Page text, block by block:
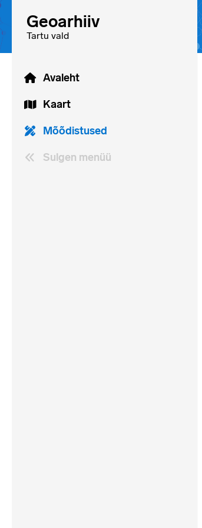
Geoarhiiv
Tartu vald
Avaleht
Kaart
Mõõdistused
Sulgen menüü